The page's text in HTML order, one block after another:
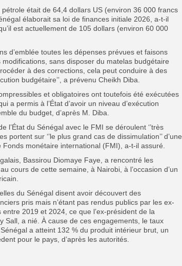
était de 64,4 dollars US (environ 36 000 francs
élaborait sa loi de finances initiale 2026, a-t-il
est actuellement de 105 dollars (environ 60 000
d’emblée toutes les dépenses prévues et faisons
sans disposer du matelas budgétaire
à des corrections, cela peut conduire à des
budgétaire’’, a prévenu Cheikh Diba.
et obligatoires ont toutefois été exécutées
a permis à l’État d’avoir un niveau d’exécution
du budget, d’après M. Diba.
l’État du Sénégal avec le FMI se déroulent ‘’très
portent sur ‘’le plus grand cas de dissimulation’’ d’une
Fonds monétaire international (FMI), a-t-il assuré.
Bassirou Diomaye Faye, a rencontré les
cours de cette semaine, à Nairobi, à l’occasion d’un
du Sénégal disent avoir découvert des
pris mais n’étant pas rendus publics par les ex-
2019 et 2024, ce que l’ex-président de la
Sall, a nié. À cause de ces engagements, le taux
a atteint 132 % du produit intérieur brut, un
pour le pays, d’après les autorités.